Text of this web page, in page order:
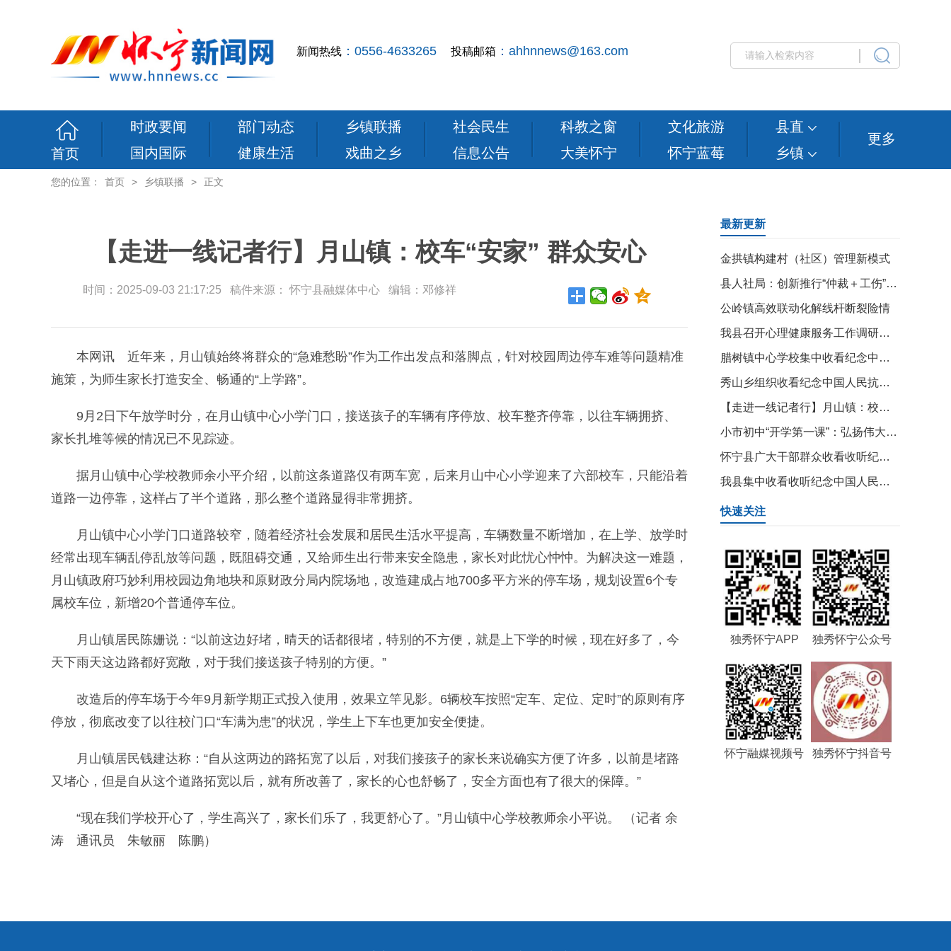
新闻热线 ：0556-4633265 投稿邮箱 ：ahhnnews@163.com
首页
时政要闻
国内国际
部门动态
健康生活
乡镇联播
戏曲之乡
社会民生
信息公告
科教之窗
大美怀宁
文化旅游
怀宁蓝莓
县直
乡镇
更多
您的位置： 首页 > 乡镇联播 > 正文
【走进一线记者行】月山镇：校车“安家” 群众安心
时间：2025-09-03 21:17:25 稿件来源： 怀宁县融媒体中心 编辑：邓修祥
本网讯 近年来，月山镇始终将群众的“急难愁盼”作为工作出发点和落脚点，针对校园周边停车难等问题精准
施策，为师生家长打造安全、畅通的“上学路”。
9月2日下午放学时分，在月山镇中心小学门口，接送孩子的车辆有序停放、校车整齐停靠，以往车辆拥挤、
家长扎堆等候的情况已不见踪迹。
据月山镇中心学校教师余小平介绍，以前这条道路仅有两车宽，后来月山中心小学迎来了六部校车，只能沿着
道路一边停靠，这样占了半个道路，那么整个道路显得非常拥挤。
月山镇中心小学门口道路较窄，随着经济社会发展和居民生活水平提高，车辆数量不断增加，在上学、放学时
经常出现车辆乱停乱放等问题，既阻碍交通，又给师生出行带来安全隐患，家长对此忧心忡忡。为解决这一难题，
月山镇政府巧妙利用校园边角地块和原财政分局内院场地，改造建成占地700多平方米的停车场，规划设置6个专
属校车位，新增20个普通停车位。
月山镇居民陈姗说：“以前这边好堵，晴天的话都很堵，特别的不方便，就是上下学的时候，现在好多了，今
天下雨天这边路都好宽敞，对于我们接送孩子特别的方便。”
改造后的停车场于今年9月新学期正式投入使用，效果立竿见影。6辆校车按照“定车、定位、定时”的原则有序
停放，彻底改变了以往校门口“车满为患”的状况，学生上下车也更加安全便捷。
月山镇居民钱建达称：“自从这两边的路拓宽了以后，对我们接孩子的家长来说确实方便了许多，以前是堵路
又堵心，但是自从这个道路拓宽以后，就有所改善了，家长的心也舒畅了，安全方面也有了很大的保障。”
“现在我们学校开心了，学生高兴了，家长们乐了，我更舒心了。”月山镇中心学校教师余小平说。 （记者 余
涛 通讯员 朱敏丽 陈鹏）
最新更新
金拱镇构建村（社区）管理新模式
县人社局：创新推行“仲裁＋工伤”模式 高效化解纠纷促和谐
公岭镇高效联动化解线杆断裂险情
我县召开心理健康服务工作调研座谈会
腊树镇中心学校集中收看纪念中国人民抗日战争暨世界反法西斯战争胜利80周年大会
秀山乡组织收看纪念中国人民抗日战争暨世界反法西斯战争胜利80周年大会
【走进一线记者行】月山镇：校车“安家” 群众安心
小市初中“开学第一课”：弘扬伟大抗战精神 激发学生家国情怀
怀宁县广大干部群众收看收听纪念中国人民抗日战争暨世界反法西斯战争胜利80周年大会
我县集中收看收听纪念中国人民抗日战争暨世界反法西斯战争胜利80周年大会
快速关注
独秀怀宁APP 独秀怀宁公众号
怀宁融媒视频号 独秀怀宁抖音号